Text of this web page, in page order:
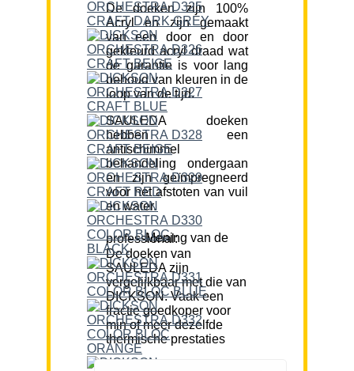
De doeken zijn 100%
Acryl en zijn gemaakt
van een door en door
gekleurd acryl draad wat
de garantie is voor lang
behoud van kleuren in de
loop van de tijd.
SAULEDA doeken
hebben een
antischimmel
behandeling ondergaan
en zijn geïmpregneerd
voor het afstoten van vuil
en water.
Mening van de professional:
De doeken van
SAULEDA zijn
vergelijkbaar met die van
DICKSON. Vaak een
fractie goedkoper voor
min of meer dezelfde
thermische prestaties